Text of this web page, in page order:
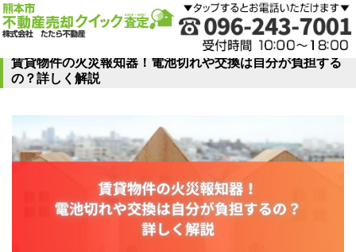
賃貸物件の火災報知器！電池切れや交換は自分が負担する
の？詳しく解説